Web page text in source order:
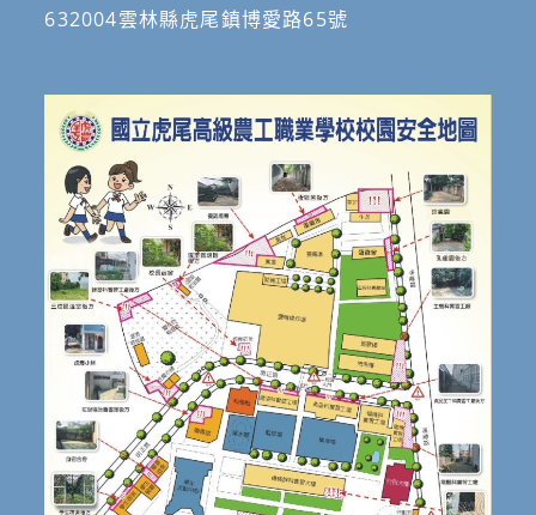
632004雲林縣虎尾鎮博愛路65號